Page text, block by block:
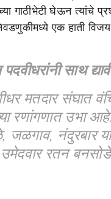
गाठीभेटी घेऊन त्यांचे
एक हाती
साथ
मतदार संघात
रणांगणात उभा
नंदुरबार
उमेदवार रतन बनसोडे